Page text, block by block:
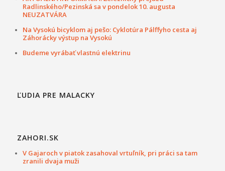
Radlinského/Pezinská sa v pondelok 10. augusta
NEUZATVÁRA
Na Vysokú bicyklom aj pešo: Cyklotúra Pálffyho cesta aj
Záhorácky výstup na Vysokú
Budeme vyrábať vlastnú elektrinu
ĽUDIA PRE MALACKY
ZAHORI.SK
V Gajaroch v piatok zasahoval vrtuľník, pri práci sa tam
zranili dvaja muži